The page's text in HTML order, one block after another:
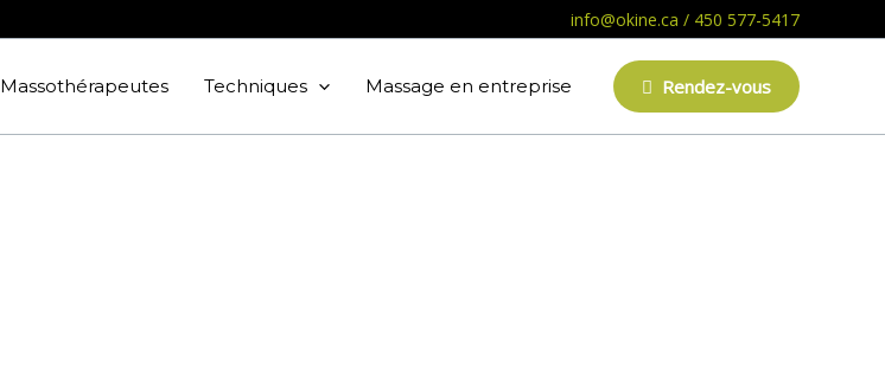
info@okine.ca / 450 577-5417
Massothérapeutes Techniques Massage en entreprise Rendez-vous